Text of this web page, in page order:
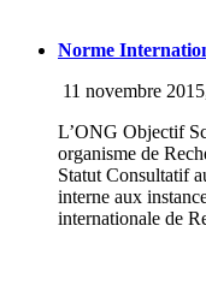
Norme
11 novembre 2015
L’ONG Objectif
organisme de
Statut Consultatif
interne aux
internationale de